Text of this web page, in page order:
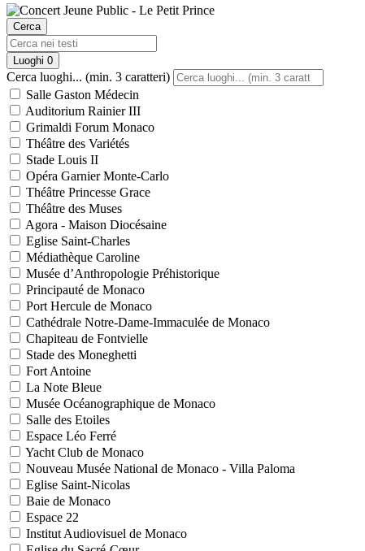
Cerca
Luoghi 0
Cerca luoghi... (min. 3 caratteri)
Salle Gaston Médecin
Auditorium Rainier III
Grimaldi Forum Monaco
Théâtre des Variétés
Stade Louis II
Opéra Garnier Monte-Carlo
Théâtre Princesse Grace
Théâtre des Muses
Agora - Maison Diocésaine
Eglise Saint-Charles
Médiathèque Caroline
Musée d’Anthropologie Préhistorique
Principauté de Monaco
Port Hercule de Monaco
Cathédrale Notre-Dame-Immaculée de Monaco
Chapiteau de Fontvielle
Stade des Moneghetti
Fort Antoine
La Note Bleue
Musée Océanographique de Monaco
Salle des Etoiles
Espace Léo Ferré
Yacht Club de Monaco
Nouveau Musée National de Monaco - Villa Paloma
Eglise Saint-Nicolas
Baie de Monaco
Espace 22
Institut Audiovisuel de Monaco